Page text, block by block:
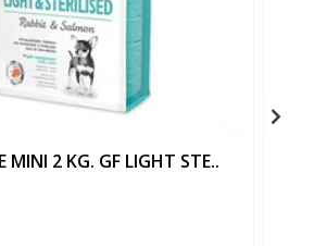
MINI 2 KG. GF LIGHT STE..